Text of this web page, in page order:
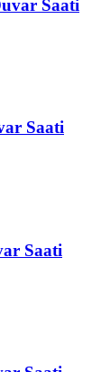
Saati
Saati
Saati